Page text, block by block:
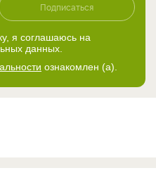
Подписаться
я соглашаюсь на
данных.
ознакомлен (а).